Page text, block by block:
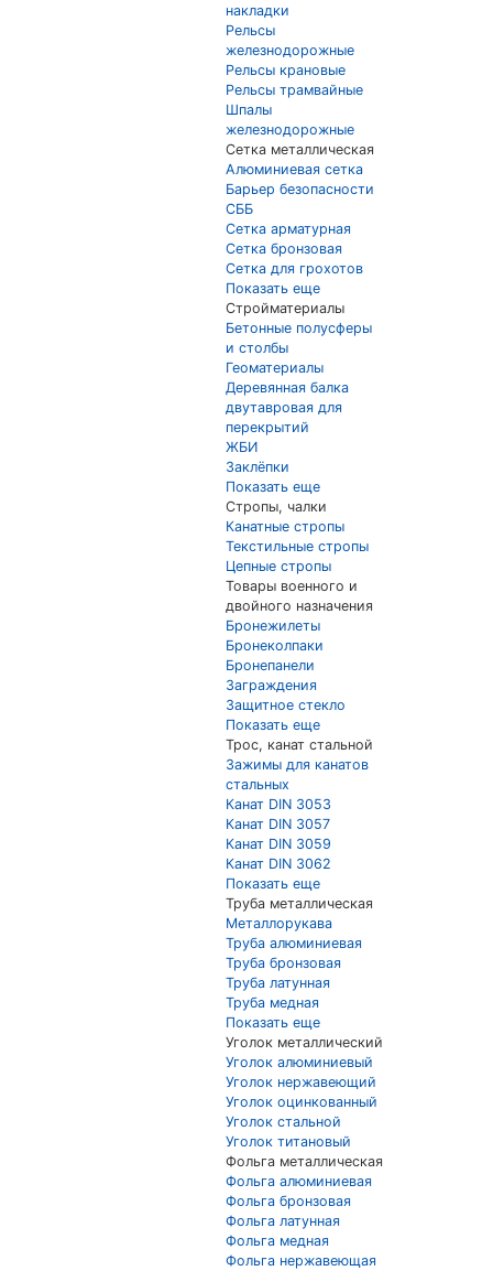
накладки
Рельсы
железнодорожные
Рельсы крановые
Рельсы трамвайные
Шпалы
железнодорожные
Сетка металлическая
Алюминиевая сетка
Барьер безопасности
СББ
Сетка арматурная
Сетка бронзовая
Сетка для грохотов
Показать еще
Стройматериалы
Бетонные полусферы
и столбы
Геоматериалы
Деревянная балка
двутавровая для
перекрытий
ЖБИ
Заклёпки
Показать еще
Стропы, чалки
Канатные стропы
Текстильные стропы
Цепные стропы
Товары военного и
двойного назначения
Бронежилеты
Бронеколпаки
Бронепанели
Заграждения
Защитное стекло
Показать еще
Трос, канат стальной
Зажимы для канатов
стальных
Канат DIN 3053
Канат DIN 3057
Канат DIN 3059
Канат DIN 3062
Показать еще
Труба металлическая
Металлорукава
Труба алюминиевая
Труба бронзовая
Труба латунная
Труба медная
Показать еще
Уголок металлический
Уголок алюминиевый
Уголок нержавеющий
Уголок оцинкованный
Уголок стальной
Уголок титановый
Фольга металлическая
Фольга алюминиевая
Фольга бронзовая
Фольга латунная
Фольга медная
Фольга нержавеющая